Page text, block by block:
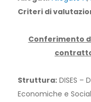
Criteri di
Conferimento
Struttura: DISES –
Economiche e